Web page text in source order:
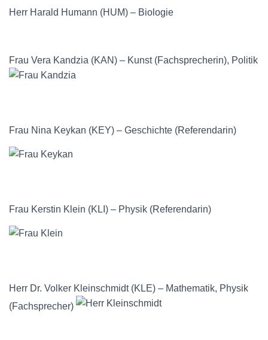
Herr Harald Humann (HUM) – Biologie
Frau Vera Kandzia (KAN) – Kunst (Fachsprecherin), Politik
Frau Nina Keykan (KEY) – Geschichte (Referendarin)
Frau Kerstin Klein (KLI) – Physik (Referendarin)
Herr Dr. Volker Kleinschmidt (KLE) – Mathematik, Physik
(Fachsprecher)